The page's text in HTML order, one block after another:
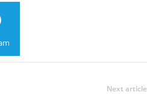
Next article